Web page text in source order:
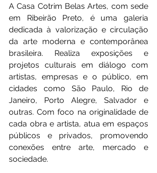
A Casa Cotrim Belas Artes, com sede
em Ribeirão Preto, é uma galeria
dedicada à valorização e circulação
da arte moderna e contemporânea
brasileira. Realiza exposições e
projetos culturais em diálogo com
artistas, empresas e o público, em
cidades como São Paulo, Rio de
Janeiro, Porto Alegre, Salvador e
outras. Com foco na originalidade de
cada obra e artista, atua em espaços
públicos e privados, promovendo
conexões entre arte, mercado e
sociedade.